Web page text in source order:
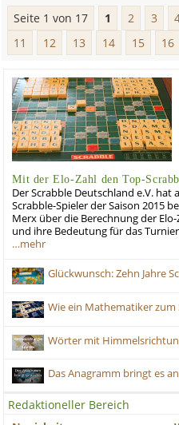
Seite 1 von 17 1 2 3
11
12 13 14 15 16
Mit der Elo-Zahl den Top-
Der Scrabble Deutschland e.V. hat
Scrabble-Spieler der Saison 2015
Merx über die Berechnung der
und ihre Bedeutung für das
…mehr
Glückwunsch: Zehn Jahre
Wie ein Mathematiker
Wörter mit
Das Anagramm bringt es
Redaktioneller Bereich